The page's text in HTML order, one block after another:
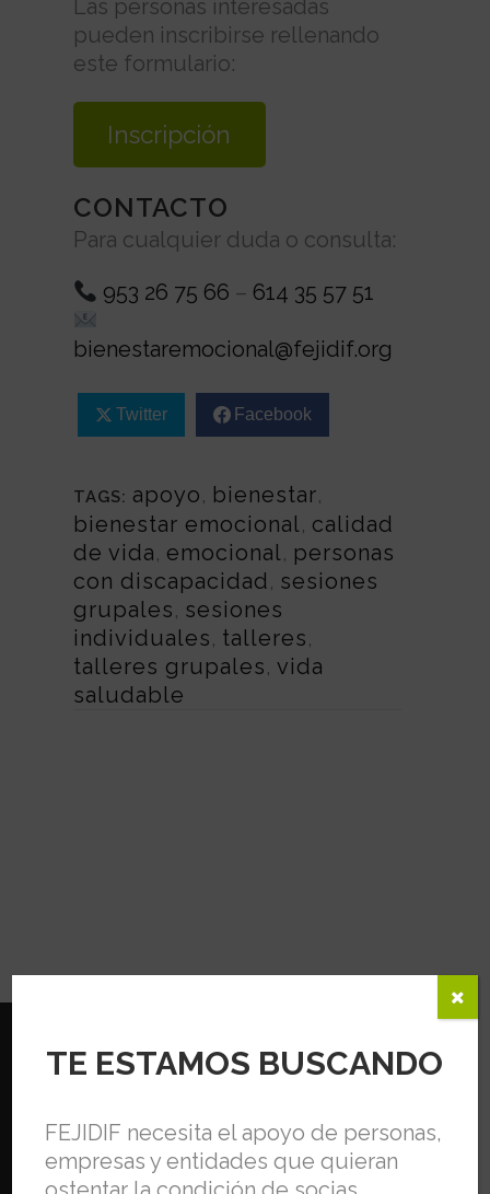
Las personas interesadas
pueden inscribirse rellenando
este formulario:
Inscripción
CONTACTO
Para cualquier duda o consulta:
953 26 75 66 – 614 35 57 51
bienestaremocional@fejidif.org
Twitter Facebook
TAGS: apoyo, bienestar,
bienestar emocional , calidad
de vida, emocional , personas
con discapacidad , sesiones
grupales, sesiones
individuales, talleres,
talleres grupales, vida
saludable
C/ Flores de Lemus, 5, Bajo. 23009, Jaén.
TE ESTAMOS BUSCANDO
FEJIDIF necesita el apoyo de personas,
empresas y entidades que quieran